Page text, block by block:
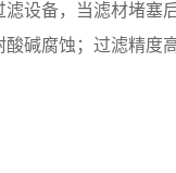
设备，当滤材堵塞
碱腐蚀；过滤精度高